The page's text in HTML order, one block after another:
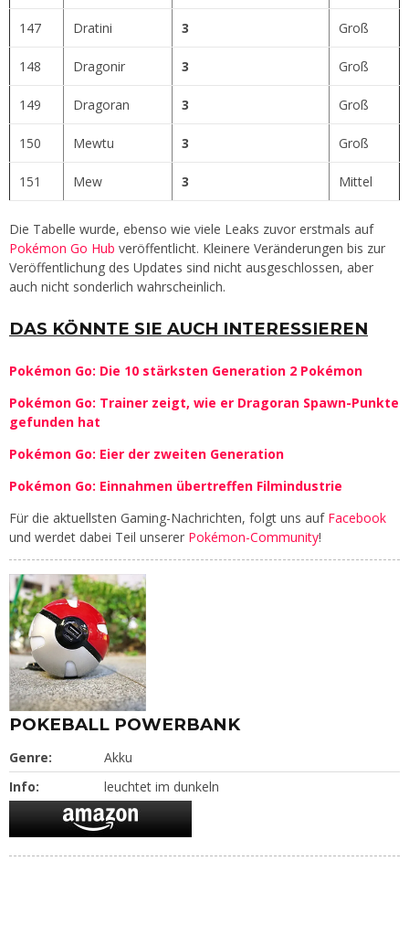
147 Dratini 3 Groß
148 Dragonir 3 Groß
149 Dragoran 3 Groß
150 Mewtu 3 Groß
151 Mew 3 Mittel
Die Tabelle wurde, ebenso wie viele Leaks zuvor erstmals auf
Pokémon Go Hub veröffentlicht. Kleinere Veränderungen bis zur
Veröffentlichung des Updates sind nicht ausgeschlossen, aber
auch nicht sonderlich wahrscheinlich.
DAS KÖNNTE SIE AUCH INTERESSIEREN
Pokémon Go: Die 10 stärksten Generation 2 Pokémon
Pokémon Go: Trainer zeigt, wie er Dragoran Spawn-Punkte
gefunden hat
Pokémon Go: Eier der zweiten Generation
Pokémon Go: Einnahmen übertreffen Filmindustrie
Für die aktuellsten Gaming-Nachrichten, folgt uns auf Facebook
und werdet dabei Teil unserer Pokémon-Community!
POKEBALL POWERBANK
Genre:
Akku
Info:
leuchtet im dunkeln